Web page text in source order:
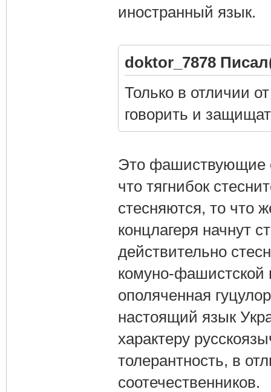
иностранный язык.
doktor_7878
Только в отличии
говорить и
Это фашиствующие
что тягнибок
стесняются, то что
концлагеря начнут
действительно
комуно-фашистской
ополяченная
настоящий язык
характеру
толерантность, в
соотечественников.